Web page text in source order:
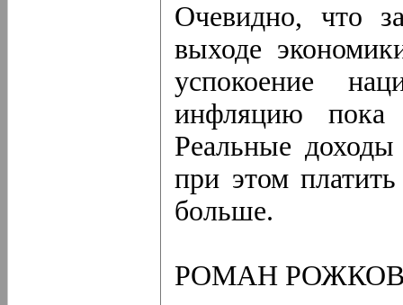
Очевидно, что
выходе
успокоение
инфляцию пока
Реальные
при этом
больше.
РОМАН